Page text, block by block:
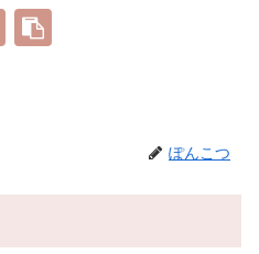
ぽんこつ